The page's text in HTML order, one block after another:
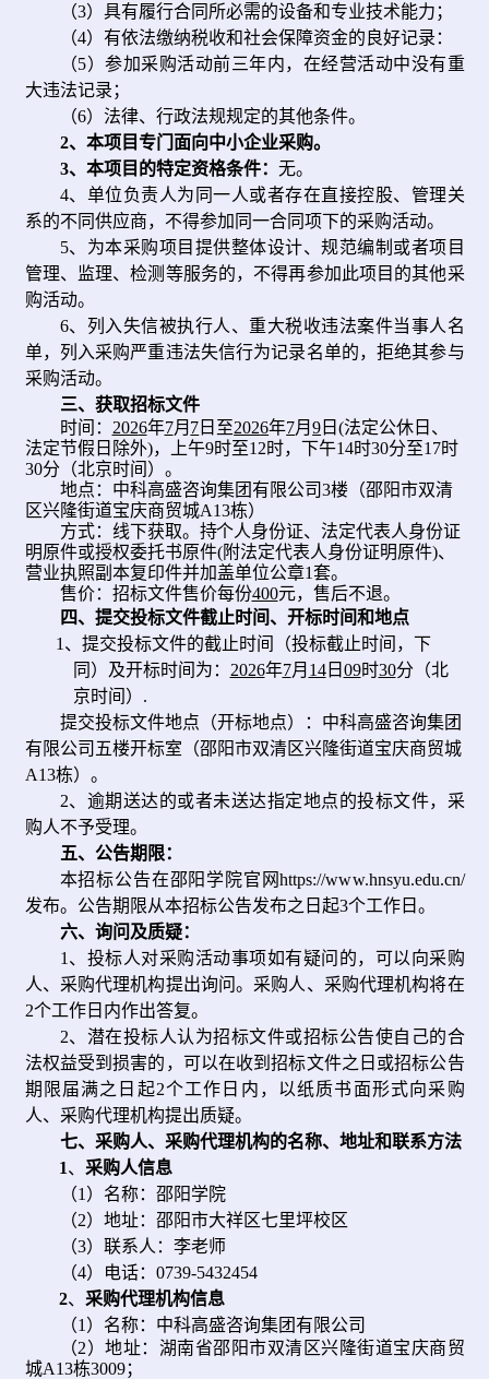
（3）具有履行合同所必需的设备和专业技术能力；
（4）有依法缴纳税收和社会保障资金的良好记录：
（5）参加采购活动前三年内，在经营活动中没有重
大违法记录；
（6）法律、行政法规规定的其他条件。
2、 本项目专门面向中小企业采购。
3、 本项目的特定资格条件： 无。
4、 单位负责人为同一人或者存在直接控股、管理关
系的不同供应商，不得参加同一合同项下的采购活动。
5、为本采购项目提供整体设计、规范编制或者项目
管理、监理、检测等服务的，不得再参加此项目的其他采
购活动。
6、 列入失信被执行人、重大税收违法案件当事人名
单，列入采购严重违法失信行为记录名单的，拒绝其参与
采购活动。
三、获取招标文件
时间： 2026年7月 7 日 至2026年7月9 日 (法定公休日、
法定节假日除外)，上午9时至12时，下午14时30分至17时
30分（北京时间） 。
地点： 中科高盛咨询集团有限公司3楼（邵阳市双清
区兴隆街道宝庆商贸城A13栋）
方式：线下获取。 持个人身份证、法定代表人身份证
明原件或授权委托书原件(附法定代表人身份证明原件)、
营业执照副本复印件并加盖单位公章1套。
售价： 招标文件售价每份400元，售后不退。
四、提交投标文件截止时间、开标时间和地点
1 、 提交投标文件的截止时间
（投标截止时间，下
同）及开标时间为 ： 2026年7月 14日 09时30分 （北
京时间） .
提交投标文件地点 （开标地点） ： 中科高盛咨询集团
有限公司五楼开标室（邵阳市双清区兴隆街道宝庆商贸城
A13栋） 。
2、 逾期送达的或者未送达指定地点的投标文件， 采
购人不予受理。
五、公告期限：
本招标公告在邵阳学院官网https://www.hnsyu.edu.cn/
发布。公告期限从本招标公告发布之日起3个工作日。
六、询问及质疑：
1、投标人对采购活动事项如有疑问的，可以向采购
人、采购代理机构提出询问。采购人、采购代理机构将在
2个工作日内作出答复。
2、潜在投标人认为招标文件或招标公告使自己的合
法权益受到损害的，可以在收到招标文件之日或招标公告
期限届满之日起2个工作日内，以纸质书面形式向采购
人、采购代理机构提出质疑。
七、采购人、采购代理机构的名称、地址和联系方法
1、 采购人信息
（1）名称：邵阳学院
（2）地址：邵阳市大祥区七里坪校区
（3）联系人：李老师
（4）电话：0739-5432454
2、 采购代理机构信息
（1）名称： 中科高盛咨询集团有限公司
（2）地址： 湖南省邵阳市双清区兴隆街道宝庆商贸
城A13栋3009；